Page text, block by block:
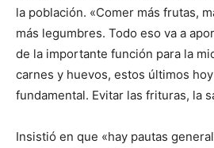
la población. «Comer más frutas,
más legumbres. Todo eso va a
de la importante función para la
carnes y huevos, estos últimos
fundamental. Evitar las frituras, la
Insistió en que «hay pautas